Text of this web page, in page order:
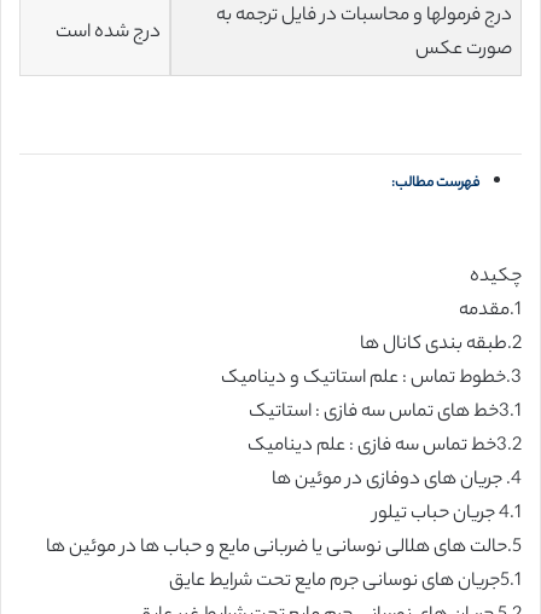
درج فرمولها و محاسبات در فایل ترجمه به
صورت عکس
درج شده است
فهرست مطالب:
چکیده
1.مقدمه
2.طبقه بندی کانال ها
3.خطوط تماس : علم استاتیک و دینامیک
3.1خط های تماس سه فازی : استاتیک
3.2خط تماس سه فازی : علم دینامیک
4. جریان های دوفازی در موئین ها
4.1 جریان حباب تیلور
5.حالت های هلالی نوسانی یا ضربانی مایع و حباب ها در موئین ها
5.1جریان های نوسانی جرم مایع تحت شرایط عایق